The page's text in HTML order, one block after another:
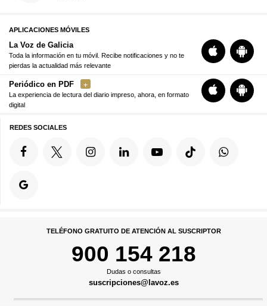
APLICACIONES MÓVILES
La Voz de Galicia
Toda la información en tu móvil. Recibe notificaciones y no te
pierdas la actualidad más relevante
Periódico en PDF
La experiencia de lectura del diario impreso, ahora, en formato
digital
REDES SOCIALES
TELÉFONO GRATUITO DE ATENCIÓN AL SUSCRIPTOR
900 154 218
Dudas o consultas
suscripciones@lavoz.es